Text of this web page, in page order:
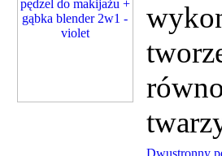
Dwustronny